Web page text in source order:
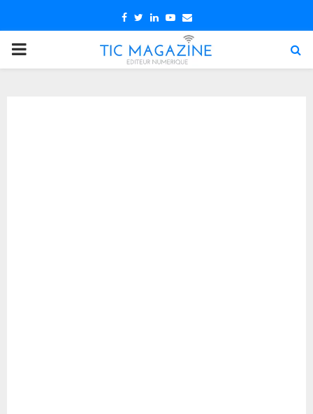
Facebook
TwitterLinkedin
Youtube
Email
PRIMARY